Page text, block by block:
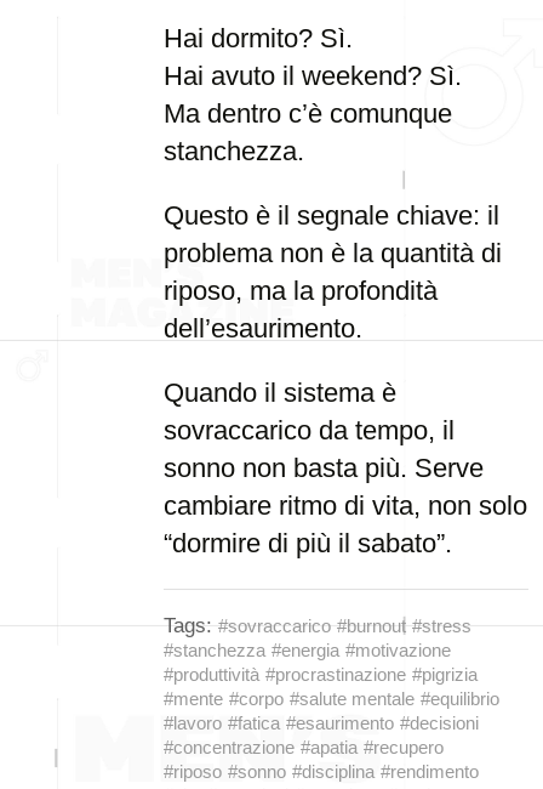
Hai dormito? Sì.
Hai avuto il weekend? Sì.
Ma dentro c’è comunque
stanchezza.
Questo è il segnale chiave: il
problema non è la quantità di
riposo, ma la profondità
dell’esaurimento.
Quando il sistema è
sovraccarico da tempo, il
sonno non basta più. Serve
cambiare ritmo di vita, non solo
“dormire di più il sabato”.
Tags: #sovraccarico #burnout #stress
#stanchezza #energia #motivazione
#produttività #procrastinazione #pigrizia
#mente #corpo #salute mentale #equilibrio
#lavoro #fatica #esaurimento #decisioni
#concentrazione #apatia #recupero
#riposo #sonno #disciplina #rendimento